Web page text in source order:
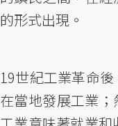
的形式出現。
19世紀工業革命
在當地發展工業；